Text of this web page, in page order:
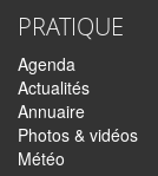
PRATIQUE
Agenda
Actualités
Annuaire
Photos & vidéos
Météo